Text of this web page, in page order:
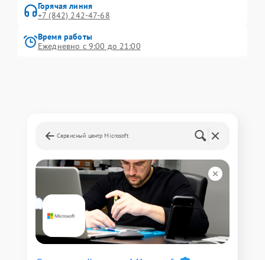
Горячая линия
+7 (842) 242-47-68
Время работы
Ежедневно с 9:00 до 21:00
Сервисный центр Microsoft